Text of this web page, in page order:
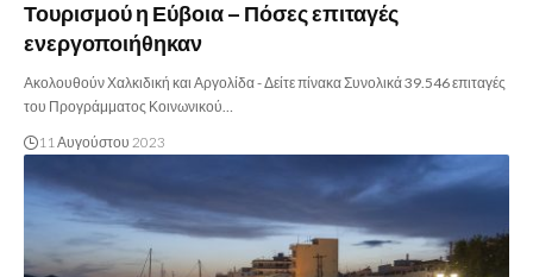
Τουρισμού η Εύβοια – Πόσες επιταγές
ενεργοποιήθηκαν
Ακολουθούν Χαλκιδική και Αργολίδα - Δείτε πίνακα Συνολικά 39.546 επιταγές
του Προγράμματος Κοινωνικού…
11 Αυγούστου 2023